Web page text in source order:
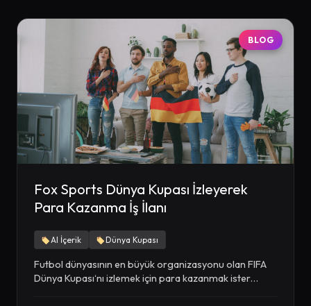
BLOG
Fox Sports Dünya Kupası İzleyerek
Para Kazanma İş İlanı
AI İçerik Dünya Kupası
Futbol dünyasının en büyük organizasyonu olan FIFA
Dünya Kupası‘nı izlemek için para kazanmak ister